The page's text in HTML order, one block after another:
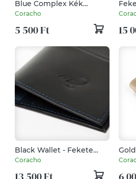
Blue Complex Kék
kecskebőr kulcstartó
Coracho
5 500 Ft
öv
15
Black Wallet - Fekete
perforált marhabőr tárca
Coracho